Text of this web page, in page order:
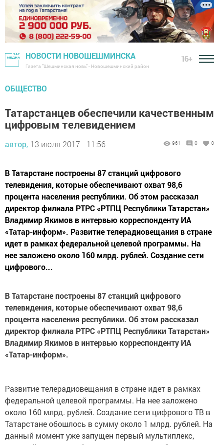
НОВОСТИ НОВОШЕШМИНСКА
Газета "Шешминская новь" - Новошешминский район
16+
ОБЩЕСТВО
Татарстанцев обеспечили качественным
цифровым телевидением
автор, 13 июля 2017 - 11:56 961 0 0
В Татарстане построены 87 станций цифрового
телевидения, которые обеспечивают охват 98,6
процента населения республики. Об этом рассказал
директор филиала РТРС «РТПЦ Республики Татарстан»
Владимир Якимов в интервью корреспонденту ИА
«Татар-информ». Развитие телерадиовещания в стране
идет в рамках федеральной целевой программы. На
нее заложено около 160 млрд. рублей. Создание сети
цифрового...
В Татарстане построены 87 станций цифрового
телевидения, которые обеспечивают охват 98,6
процента населения республики. Об этом рассказал
директор филиала РТРС «РТПЦ Республики Татарстан»
Владимир Якимов в интервью корреспонденту ИА
«Татар-информ».
Развитие телерадиовещания в стране идет в рамках
федеральной целевой программы. На нее заложено
около 160 млрд. рублей. Создание сети цифрового ТВ в
Татарстане обошлось в сумму около 1 млрд. рублей. На
данный момент уже запущен первый мультиплекс,